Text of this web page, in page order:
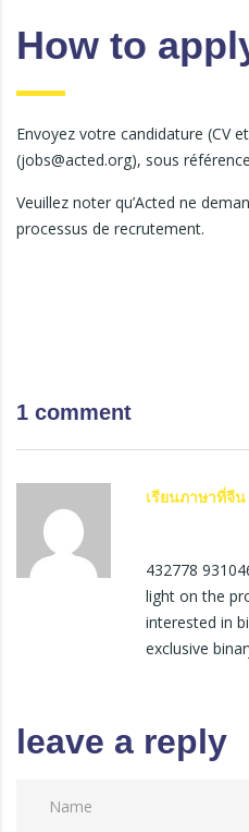
How to
Envoyez votre candidature (CV
(jobs@acted.org), sous
Veuillez noter qu’Acted ne
processus de recrutement.
1 comment
เรียนภาษาที่จี
432778
light on the
interested in
exclusive
leave a reply